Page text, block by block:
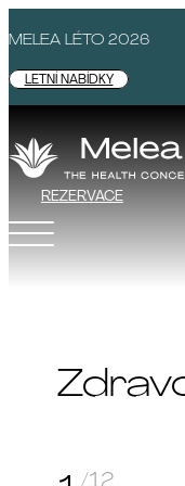
MELEA LÉTO 2026
LETNÍ NABÍDKY
REZERVACE
/12